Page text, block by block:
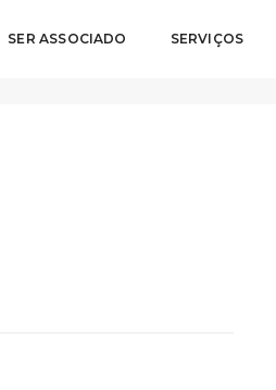
SER ASSOCIADO SERVIÇOS